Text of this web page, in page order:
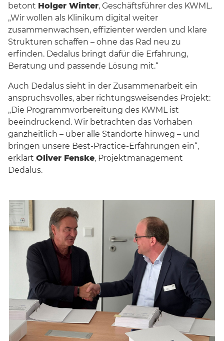
betont Holger Winter, Geschäftsführer des KWML.
„Wir wollen als Klinikum digital weiter
zusammenwachsen, effizienter werden und klare
Strukturen schaffen – ohne das Rad neu zu
erfinden. Dedalus bringt dafür die Erfahrung,
Beratung und passende Lösung mit.“
Auch Dedalus sieht in der Zusammenarbeit ein
anspruchsvolles, aber richtungsweisendes Projekt:
„Die Programmvorbereitung des KWML ist
beeindruckend. Wir betrachten das Vorhaben
ganzheitlich – über alle Standorte hinweg – und
bringen unsere Best-Practice-Erfahrungen ein“,
erklärt Oliver Fenske, Projektmanagement
Dedalus.